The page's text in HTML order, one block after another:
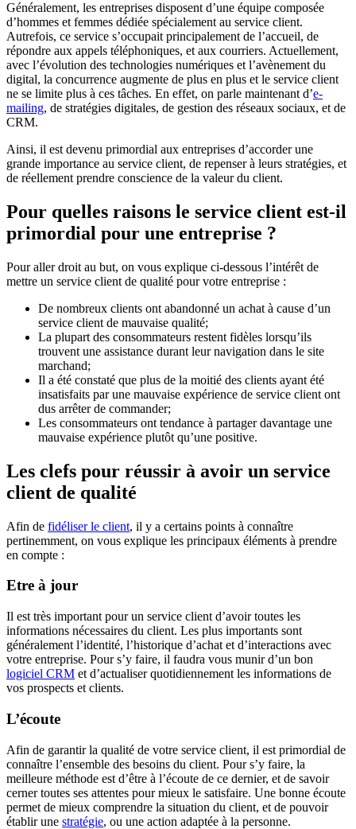
Généralement, les entreprises disposent d’une équipe composée
d’hommes et femmes dédiée spécialement au service client.
Autrefois, ce service s’occupait principalement de l’accueil, de
répondre aux appels téléphoniques, et aux courriers. Actuellement,
avec l’évolution des technologies numériques et l’avènement du
digital, la concurrence augmente de plus en plus et le service client
ne se limite plus à ces tâches. En effet, on parle maintenant d’e-
mailing, de stratégies digitales, de gestion des réseaux sociaux, et de
CRM.
Ainsi, il est devenu primordial aux entreprises d’accorder une
grande importance au service client, de repenser à leurs stratégies, et
de réellement prendre conscience de la valeur du client.
Pour quelles raisons le service client est-il
primordial pour une entreprise ?
Pour aller droit au but, on vous explique ci-dessous l’intérêt de
mettre un service client de qualité pour votre entreprise :
De nombreux clients ont abandonné un achat à cause d’un
service client de mauvaise qualité;
La plupart des consommateurs restent fidèles lorsqu’ils
trouvent une assistance durant leur navigation dans le site
marchand;
Il a été constaté que plus de la moitié des clients ayant été
insatisfaits par une mauvaise expérience de service client ont
dus arrêter de commander;
Les consommateurs ont tendance à partager davantage une
mauvaise expérience plutôt qu’une positive.
Les clefs pour réussir à avoir un service
client de qualité
Afin de fidéliser le client, il y a certains points à connaître
pertinemment, on vous explique les principaux éléments à prendre
en compte :
Etre à jour
Il est très important pour un service client d’avoir toutes les
informations nécessaires du client. Les plus importants sont
généralement l’identité, l’historique d’achat et d’interactions avec
votre entreprise. Pour s’y faire, il faudra vous munir d’un bon
logiciel CRM et d’actualiser quotidiennement les informations de
vos prospects et clients.
L’écoute
Afin de garantir la qualité de votre service client, il est primordial de
connaître l’ensemble des besoins du client. Pour s’y faire, la
meilleure méthode est d’être à l’écoute de ce dernier, et de savoir
cerner toutes ses attentes pour mieux le satisfaire. Une bonne écoute
permet de mieux comprendre la situation du client, et de pouvoir
établir une stratégie, ou une action adaptée à la personne.